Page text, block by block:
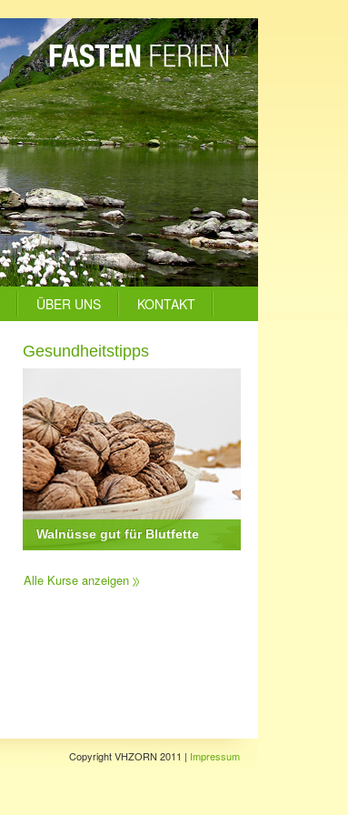
ÜBER UNS KONTAKT
Gesundheitstipps
Walnüsse gut für Blutfette
Alle Kurse anzeigen
Copyright VHZORN 2011 | Impressum